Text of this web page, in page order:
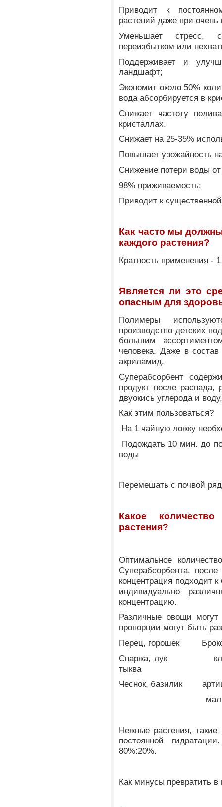
Приводит к
растений даже при
Уменьшает стресс,
переизбытком или
Поддерживает и
ландшафт;
Экономит около 50%
вода абсорбируется в
Снижает частоту
кристаллах.
Снижает на 25-35%
Повышает урожайность
Снижение потери воды
98% приживаемость;
Приводит к
Как часто мы
каждого растения?
Кратность применения -
Является ли это
опасным для
Полимеры
производство детских
большим
человека. Даже в
акриламид.
Суперабсорбент
продукт после распада,
двуокись углерода и
Как этим пользоваться?
На 1 чайную ложку
Подождать 10 мин. до
воды
Перемешать с почвой
Какое
растения?
Оптимальное
Суперабсорбента, после
концентрация подходит
индивидуально
концентрацию.
Различные овощи могут
пропорции могут быть
Перец, горошек
Спаржа, лук
тыква
Чеснок, базилик
Нежные растения,
постоянной
80%:20%.
Как минусы превратить